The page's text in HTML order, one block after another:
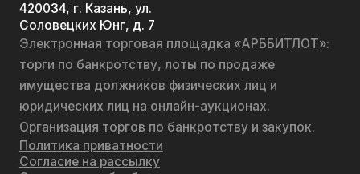
420034, г. Казань, ул.
Соловецких Юнг, д. 7
Электронная торговая площадка «АРББИТЛОТ»:
торги по банкротству, лоты по продаже
имущества должников физических лиц и
юридических лиц на онлайн-аукционах.
Организация торгов по банкротству и закупок.
Политика приватности
Согласие на рассылку